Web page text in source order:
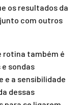
os resultados da
com outros
rotina também é
sondas
e a sensibilidade
dessas